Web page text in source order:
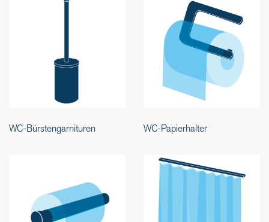
WC-Bürstengarnituren WC-Papierhalter